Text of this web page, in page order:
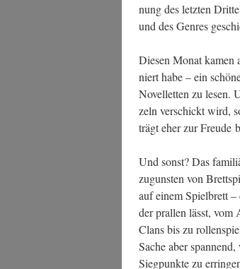
nung des letz­ten
und des Gen­res
Die­sen Monat kamen
niert habe – ein
Novel­let­ten zu lesen.
zeln ver­schickt wird,
trägt eher zur Freu­de
Und sonst? Das
zuguns­ten von
auf einem Spiel­brett
der pral­len lässt, vom
Clans bis zu
Sache aber
Sieg­punk­te zu